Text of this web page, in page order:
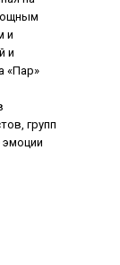
и
и
«Пар»
групп
эмоции